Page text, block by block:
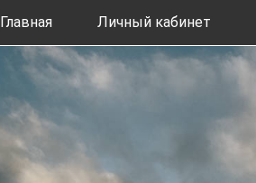
Главная Личный кабинет